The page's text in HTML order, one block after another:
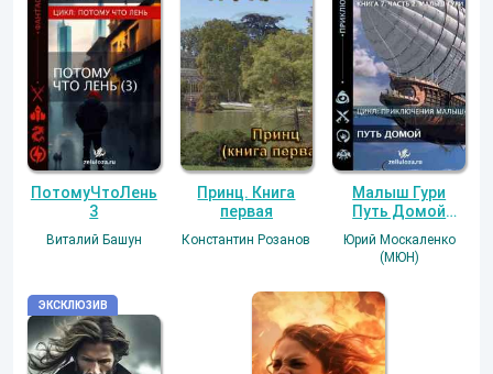
ПотомуЧтоЛень
3
Виталий Башун
Принц. Книга
первая
Константин Розанов
Малыш Гури
Путь Домой
часть вторая
Юрий Москаленко
(МЮН)